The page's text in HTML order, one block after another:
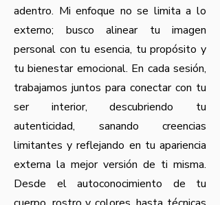
adentro. Mi enfoque no se limita a lo
externo; busco alinear tu imagen
personal con tu esencia, tu propósito y
tu bienestar emocional. En cada sesión,
trabajamos juntos para conectar con tu
ser interior, descubriendo tu
autenticidad, sanando creencias
limitantes y reflejando en tu apariencia
externa la mejor versión de ti misma.
Desde el autoconocimiento de tu